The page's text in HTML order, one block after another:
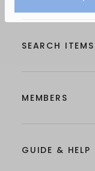
SEARCH ITEMS
MEMBERS
GUIDE & HELP